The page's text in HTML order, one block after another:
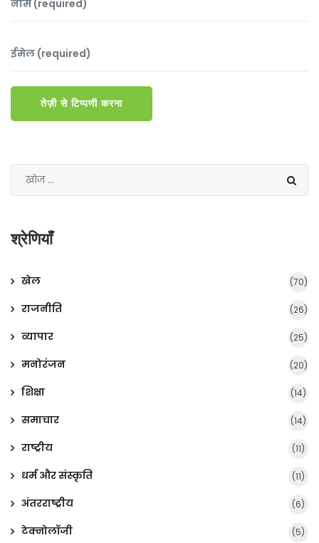
तेज़ी से टिप्पणी करना
श्रेणियाँ
खेल (70)
राजनीति (26)
व्यापार (25)
मनोरंजन (20)
शिक्षा (14)
समाचार (14)
राष्ट्रीय (11)
धर्म और संस्कृति (11)
अंतरराष्ट्रीय (6)
टेक्नोलॉजी (5)